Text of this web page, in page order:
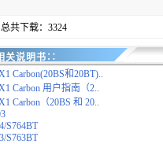
共下载：3324
关说明书∷
Carbon(20BS和20BT)..
Carbon 用户指南（2..
Carbon（20BS 和 20..
S764BT
S763BT